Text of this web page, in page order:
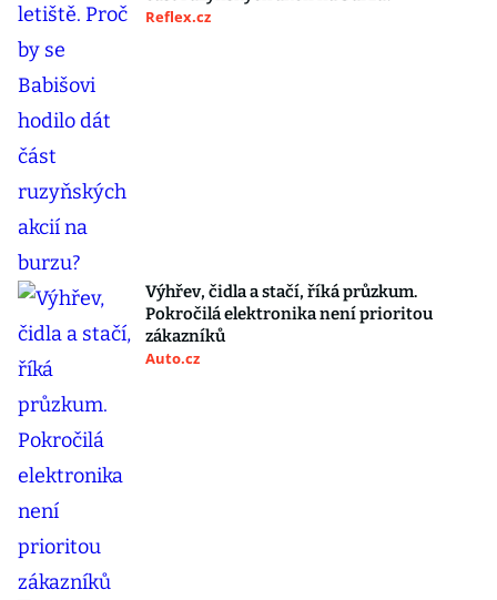
Reflex.cz
Výhřev, čidla a stačí, říká průzkum.
Pokročilá elektronika není prioritou
zákazníků
Auto.cz